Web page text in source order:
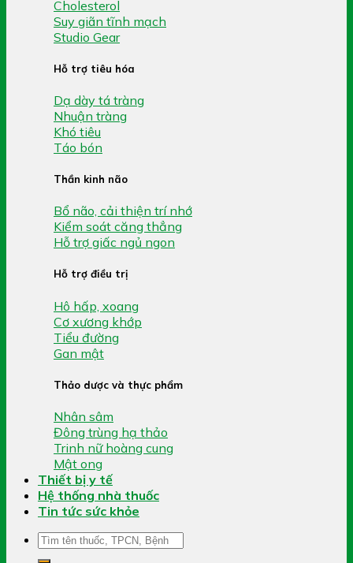
Cholesterol
Suy giãn tĩnh mạch
Studio Gear
Hỗ trợ tiêu hóa
Dạ dày tá tràng
Nhuận tràng
Khó tiêu
Táo bón
Thần kinh não
Bổ não, cải thiện trí nhớ
Kiểm soát căng thẳng
Hỗ trợ giấc ngủ ngon
Hỗ trợ điều trị
Hô hấp, xoang
Cơ xương khớp
Tiểu đường
Gan mật
Thảo dược và thực phẩm
Nhân sâm
Đông trùng hạ thảo
Trinh nữ hoàng cung
Mật ong
Thiết bị y tế
Hệ thống nhà thuốc
Tin tức sức khỏe
Tìm
kiếm: